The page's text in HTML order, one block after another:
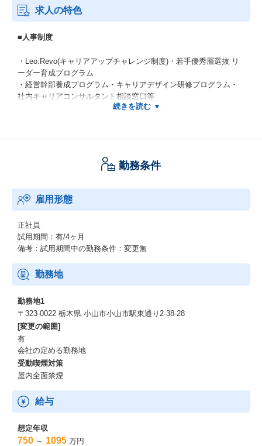
求人の特色
■人事制度
・Leo:Revo(キャリアアップチャレンジ制度)・若手優秀層選抜 リ
ーダー育成プログラム
・経営幹部養成プログラム・キャリアデザイン研修プログラム・
社内キャリアコンサルタント相談窓口等
・『健康経営優良法人(ホワイト500)』認定
・『プラチナくるみん』認定(2017～)
認証）
・東京都『心のバリアフリー』好事例企業 認定(2023)
・『DX認定』取得(2022)
・ハラスメント撲滅宣言(2020/4～)
※他受賞情報は以下もご参考ください。
https://www.leopalace21.co.jp/sustainability/external-evaluation/ind
ex.html
勤務条件
雇用形態
正社員
試用期間：有/4ヶ月
備考：試用期間中の勤務条件：変更無
勤務地
勤務地1
〒323-0022 栃木県 小山市小山市駅東通り2-38-28
[変更の範囲]
有
会社の定める勤務地
受動喫煙対策
屋内全面禁煙
給与
想定年収
750 ～ 1095 万円